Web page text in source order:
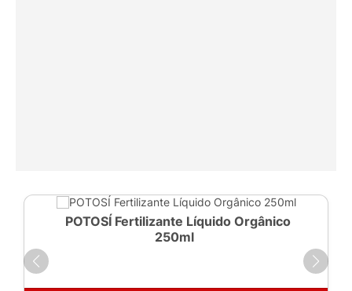
POTOSÍ Fertilizante Líquido Orgânico
250ml